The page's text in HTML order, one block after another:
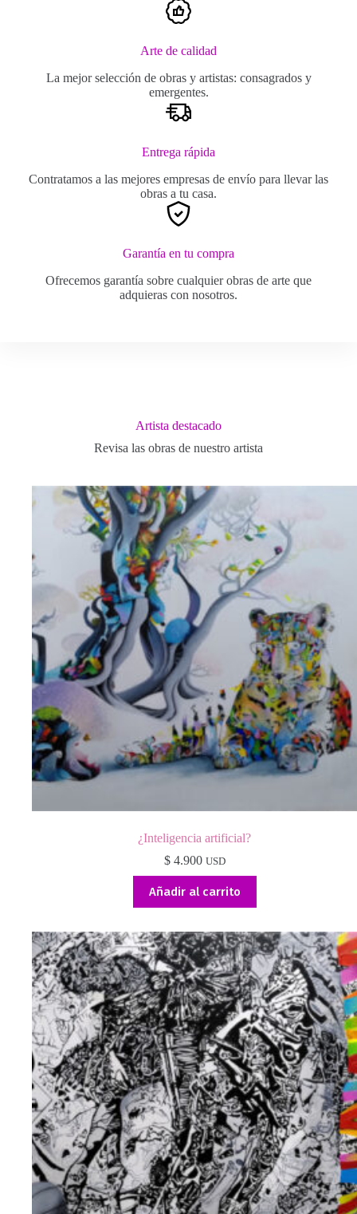
Arte de calidad
La mejor selección de obras y artistas: consagrados y
emergentes.
Entrega rápida
Contratamos a las mejores empresas de envío para llevar las
obras a tu casa.
Garantía en tu compra
Ofrecemos garantía sobre cualquier obras de arte que
adquieras con nosotros.
Artista destacado
Revisa las obras de nuestro artista
¿Inteligencia artificial?
$4.900 USD
Añadir al carrito